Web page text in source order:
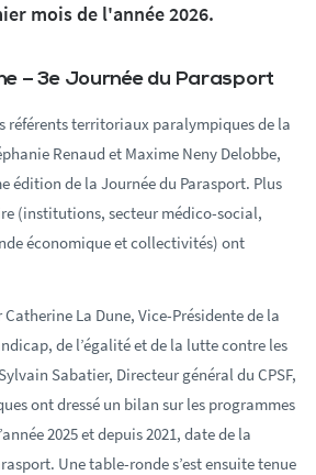
mois de l'année 2026.
– 3e Journée du Parasport
référents territoriaux paralympiques de la
Renaud et Maxime Neny Delobbe,
édition de la Journée du Parasport. Plus
(institutions, secteur médico-social,
économique et collectivités) ont
La Dune, Vice-Présidente de la
de l’égalité et de la lutte contre les
Sabatier, Directeur général du CPSF,
ont dressé un bilan sur les programmes
2025 et depuis 2021, date de la
Une table-ronde s’est ensuite tenue